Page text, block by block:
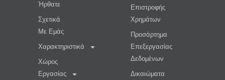
Ήρθατε
Σχετικά
Με Εμάς
Χαρακτηριστικά
Χώρος
Εργασίας
Επιστροφής
Χρημάτων
Προσάρτημα
Επεξεργασίας
Δεδομένων
Δικαιώματα